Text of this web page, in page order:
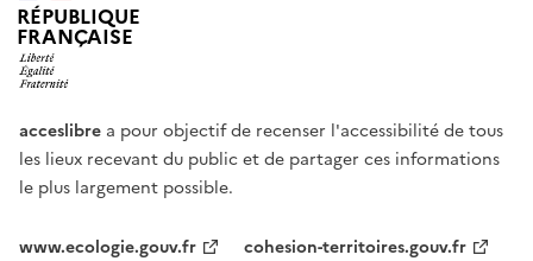
RÉPUBLIQUE
FRANÇAISE
acceslibre a pour objectif de recenser l'accessibilité de tous
les lieux recevant du public et de partager ces informations
le plus largement possible.
www.ecologie.gouv.fr
cohesion-territoires.gouv.fr